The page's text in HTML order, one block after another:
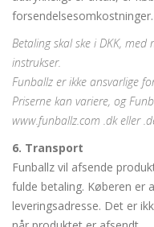
forsendelsesomkostninger.
Betaling skal ske i DKK,
instrukser.
Funballz er ikke ansvarlige
Priserne kan variere, og
www.funballz.com .dk eller
6. Transport
Funballz vil afsende
fulde betaling. Køberen er
leveringsadresse. Det er